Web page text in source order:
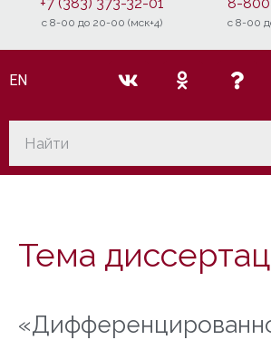
c 8-00 до 20-00 (мск+4) c 8-00
EN
Тема